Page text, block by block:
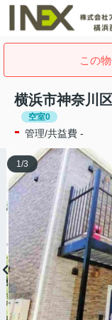
この
横浜市神奈川
空室0
- 管理/共益費 -
1/3